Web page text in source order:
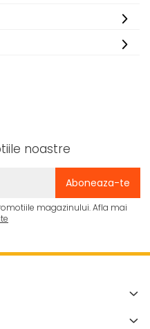
noastre
magazinului. Afla mai